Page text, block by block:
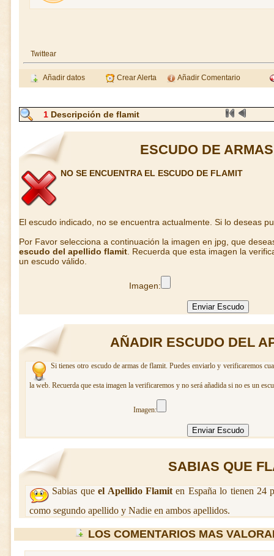
Twittear
Añadir datos Crear Alerta Añadir Comentario
1 Descripción de flamit
ESCUDO DE
NO SE ENCUENTRA EL ESCUDO DE FLAMIT
El escudo indicado, no se encuentra actualmente. Si lo deseas
Por Favor selecciona a continuación la imagen en jpg, que
escudo del apellido flamit . Recuerda que esta imagen la
un escudo válido.
Imagen:
AÑADIR ESCUDO DEL
Si tienes otro escudo de armas de flamit. Puedes enviarlo y verificaremos
la web. Recuerda que esta imagen la verificaremos y no será añadida si no es un
Imagen:
SABIAS QUE
Sabias queel Apellido Flamit en España lo tienen 24
como segundo apellido y Nadie en ambos apellidos.
LOS COMENTARIOS MAS